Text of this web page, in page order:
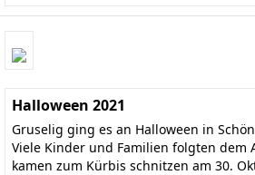
Halloween 2021
Gruselig ging es an Halloween in
Viele Kinder und Familien folgten dem
kamen zum Kürbis schnitzen am 30.